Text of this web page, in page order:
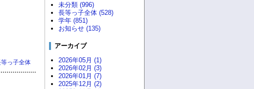
っ子全体
未分類 (996)
長等っ子全体 (528)
学年 (851)
お知らせ (135)
アーカイブ
2026年05月 (1)
2026年02月 (3)
2026年01月 (7)
2025年12月 (2)